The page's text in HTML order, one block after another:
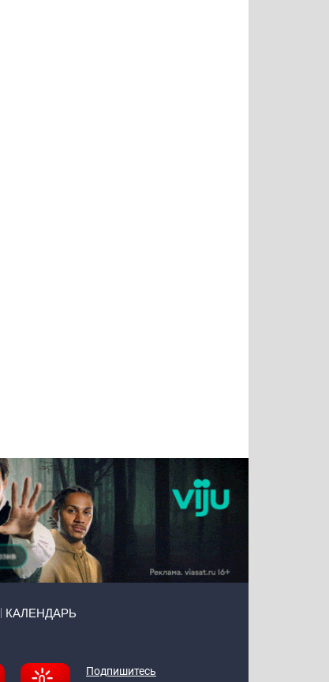
КАЛЕНДАРЬ
Подпишитесь